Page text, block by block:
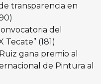
transparencia en
del
Tecate” (181)
gana premio al
de Pintura al